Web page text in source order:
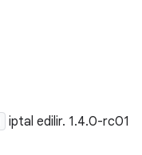
iptal edilir. 1.4.0-rc01